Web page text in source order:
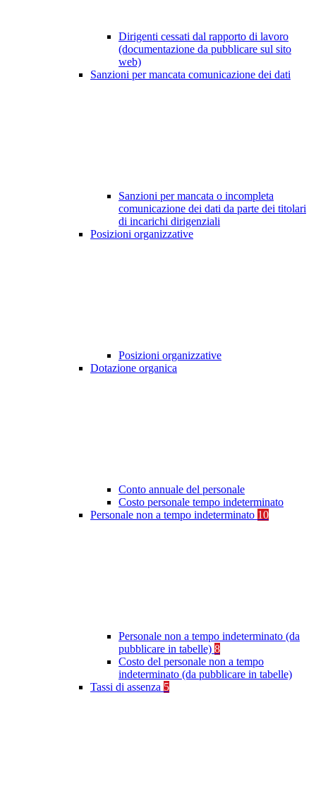
Dirigenti cessati dal rapporto di lavoro
(documentazione da pubblicare sul sito
web)
Sanzioni per mancata comunicazione dei dati
Sanzioni per mancata o incompleta
comunicazione dei dati da parte dei titolari
di incarichi dirigenziali
Posizioni organizzative
Posizioni organizzative
Dotazione organica
Conto annuale del personale
Costo personale tempo indeterminato
Personale non a tempo indeterminato 10
Personale non a tempo indeterminato (da
pubblicare in tabelle) 8
Costo del personale non a tempo
indeterminato (da pubblicare in tabelle)
Tassi di assenza 5